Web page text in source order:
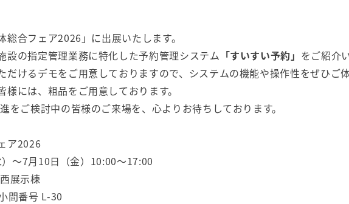
合フェア2026」に出展いたします。
設の指定管理業務に特化した予約管理システム 「すいすい予約」 をご紹介
だけるデモをご用意しておりますので、システムの機能や操作性をぜひご体
には、粗品をご用意しております。
をご検討中の皆様のご来場を、心よりお待ちしております。
ア2026
～7月10日（金）10:00～17:00
展示棟
間番号 L-30